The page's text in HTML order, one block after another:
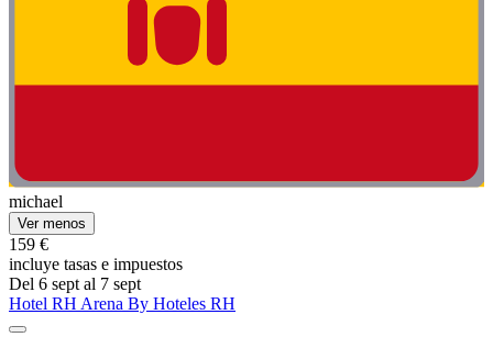
michael
Ver menos
159 €
incluye tasas e impuestos
Del 6 sept al 7 sept
Hotel RH Arena By Hoteles RH